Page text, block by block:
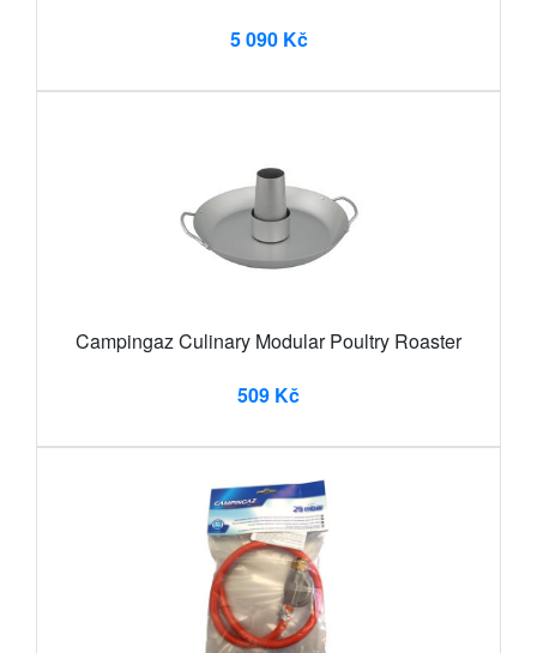
5 090 Kč
Campingaz Culinary Modular Poultry Roaster
509 Kč